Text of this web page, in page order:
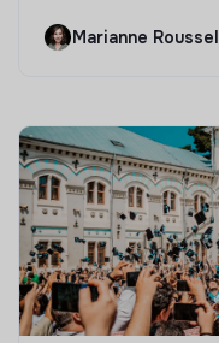
Marianne Roussel